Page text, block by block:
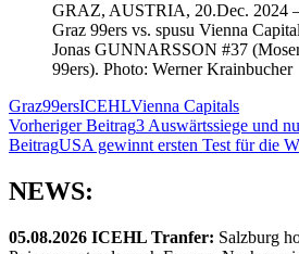
GRAZ, AUSTRIA, 20.Dec. 2024
Graz 99ers vs. spusu Vienna
Jonas GUNNARSSON #37
99ers). Photo: Werner Krainbucher
Graz99ersICEHLVienna Capitals
Beitragsnavigation
Vorheriger Beitrag3 Auswärtssiege und
BeitragUSA gewinnt ersten Test für die
NEWS:
05.08.2026 ICEHL Tranfer: Salzburg